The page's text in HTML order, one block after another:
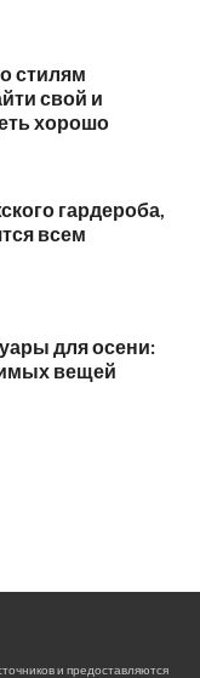
стилям
свой и
хорошо
гардероба,
всем
для осени:
вещей
и предоставляются